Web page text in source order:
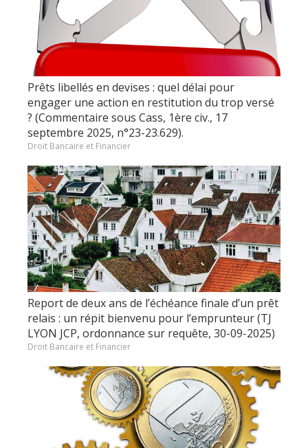
Prêts libellés en devises : quel délai pour
engager une action en restitution du trop versé
? (Commentaire sous Cass, 1ère civ., 17
septembre 2025, n°23-23.629).
Droit Bancaire et Financier
Report de deux ans de l’échéance finale d’un prêt
relais : un répit bienvenu pour l’emprunteur (TJ
LYON JCP, ordonnance sur requête, 30-09-2025)
Droit Bancaire et Financier